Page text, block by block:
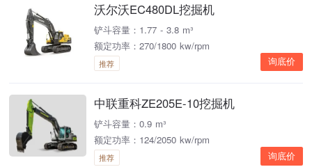
沃尔沃EC480DL挖掘机
铲斗容量：1.77 - 3.8 m³
额定功率：270/1800 kw/rpm
推荐 询底价
中联重科ZE205E-10挖掘机
铲斗容量：0.9 m³
额定功率：124/2050 kw/rpm
推荐 询底价